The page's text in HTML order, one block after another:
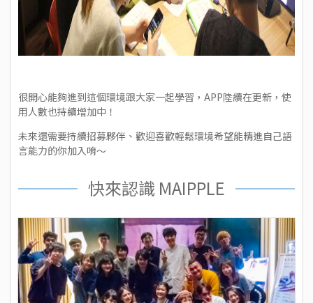
很開心能夠進到這個環境跟大家一起學習，APP陸續在更新，使
用人數也持續增加中！
未來還需要持續招募夥伴、歡迎喜歡輕鬆環境希望能精進自己語
言能力的你加入唷～
快來認識 MAIPPLE